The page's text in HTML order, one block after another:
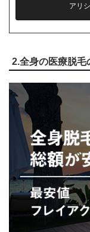
アリ
2.全身の医療脱毛